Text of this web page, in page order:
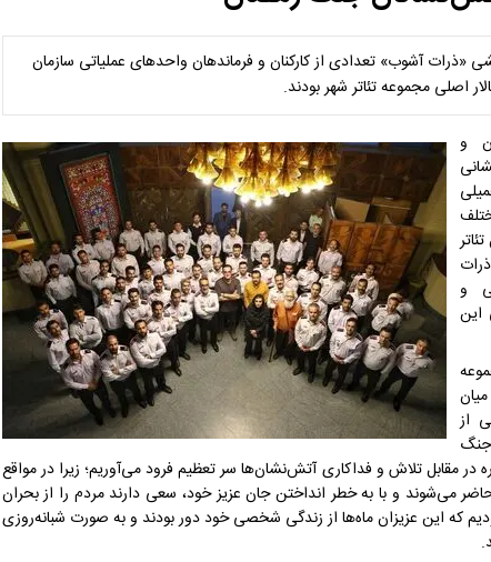
«ذرات آشوب» تعدادی از کارکنان و فرماندهان واحدهای عملیاتی سازمان
اصلی مجموعه تئاتر شهر بودند.
و
و
این
از
جنگ
در مقابل تلاش و فداکاری آتش‌نشان‌ها سر تعظیم فرود می‌آوریم؛ زیرا در مواقع
می‌شوند و با به‌ خطر انداختن جان عزیز خود، سعی دارند مردم را از بحران
که این عزیزان ماه‌ها از زندگی شخصی خود دور بودند و به‌ صورت شبانه‌روزی